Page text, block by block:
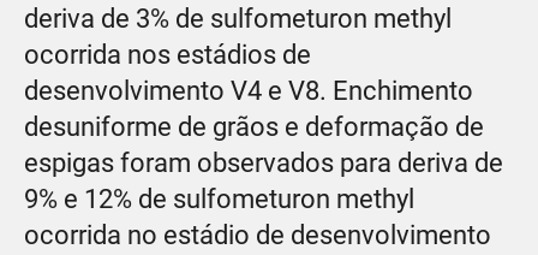
deriva de 3% de sulfometuron methyl
ocorrida nos estádios de
desenvolvimento V4 e V8. Enchimento
desuniforme de grãos e deformação de
espigas foram observados para deriva de
9% e 12% de sulfometuron methyl
ocorrida no estádio de desenvolvimento